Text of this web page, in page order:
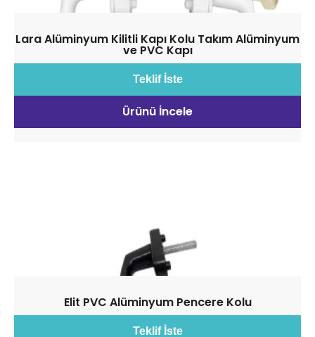
Lara Alüminyum Kilitli Kapı Kolu Takım Alüminyum
ve PVC Kapı
Teklif İste
Ürünü İncele
Elit PVC Alüminyum Pencere Kolu
Teklif İste